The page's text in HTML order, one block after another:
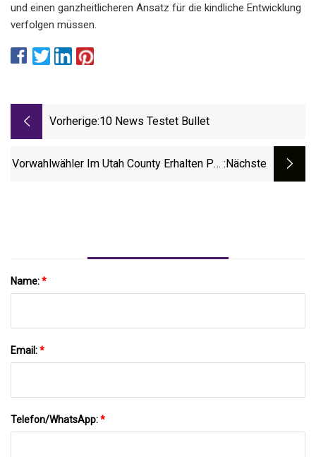
und einen ganzheitlicheren Ansatz für die kindliche Entwicklung
verfolgen müssen.
Vorherige:10 News Testet Bullet
Vorwahlwähler Im Utah County Erhalten Per :nächste
Name:*
Email:*
Telefon/WhatsApp:*